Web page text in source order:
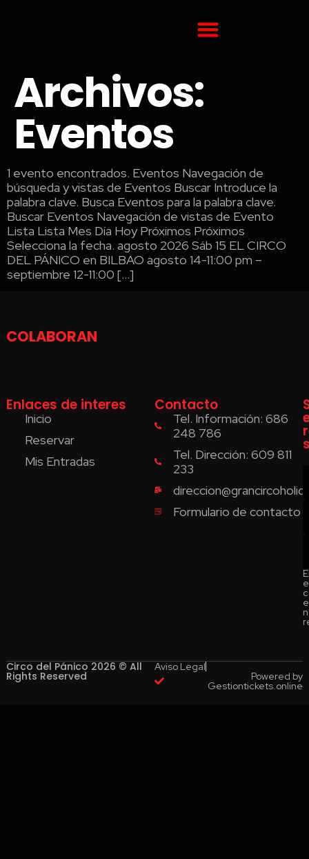
Archivos:
Eventos
1 evento encontrados. Eventos Navegación de
búsqueda y vistas de Eventos Buscar Introduce la
palabra clave. Busca Eventos para la palabra clave.
Buscar Eventos Navegación de vistas de Evento
Lista Lista Mes Día Hoy Próximos Próximos
Selecciona la fecha. agosto 2026 Sáb 15 EL CIRCO
DEL PÁNICO en BILBAO agosto 14-11:00 pm –
septiembre 12-11:00 […]
COLABORAN
Enlaces de interes
Inicio
Reservar
Mis Entradas
Contacto
Tel. Información: 686
248 786
Tel. Dirección: 609 811
233
Formulario de contacto
Circo del Pánico 2026 © All
Rights Reserved
Aviso Legal
Powered by
Gestiontickets.online